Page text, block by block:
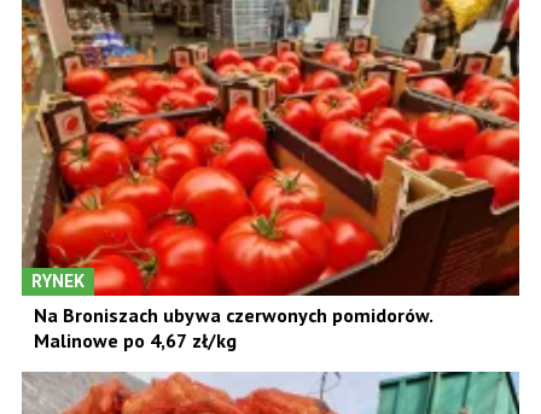
RYNEK
Na Broniszach ubywa czerwonych pomidorów.
Malinowe po 4,67 zł/kg